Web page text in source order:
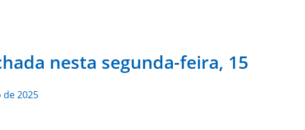
nesta segunda-feira, 15
de 2025